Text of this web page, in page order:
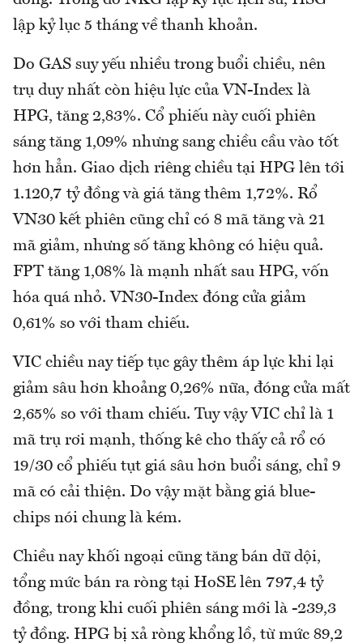
lập kỷ lục 5 tháng về thanh khoản.
Do GAS suy yếu nhiều trong buổi chiều, nên
trụ duy nhất còn hiệu lực của VN-Index là
HPG, tăng 2,83%. Cổ phiếu này cuối phiên
sáng tăng 1,09% nhưng sang chiều cầu vào tốt
hơn hẳn. Giao dịch riêng chiều tại HPG lên tới
1.120,7 tỷ đồng và giá tăng thêm 1,72%. Rổ
VN30 kết phiên cũng chỉ có 8 mã tăng và 21
mã giảm, nhưng số tăng không có hiệu quả.
FPT tăng 1,08% là mạnh nhất sau HPG, vốn
hóa quá nhỏ. VN30-Index đóng cửa giảm
0,61% so với tham chiếu.
VIC chiều nay tiếp tục gây thêm áp lực khi lại
giảm sâu hơn khoảng 0,26% nữa, đóng cửa mất
2,65% so với tham chiếu. Tuy vậy VIC chỉ là 1
mã trụ rơi mạnh, thống kê cho thấy cả rổ có
19/30 cổ phiếu tụt giá sâu hơn buổi sáng, chỉ 9
mã có cải thiện. Do vậy mặt bằng giá blue-
chips nói chung là kém.
Chiều nay khối ngoại cũng tăng bán dữ dội,
tổng mức bán ra ròng tại HoSE lên 797,4 tỷ
đồng, trong khi cuối phiên sáng mới là -239,3
tỷ đồng. HPG bị xả ròng khổng lồ, từ mức 89,2